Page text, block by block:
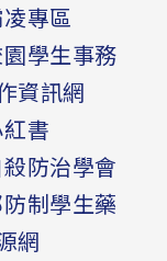
專區
學生事務
資訊網
書
防治學會
制學生藥
網